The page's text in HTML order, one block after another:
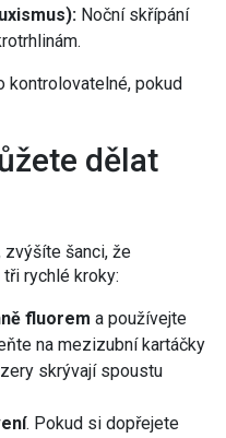
Noční skřípání
kontrolovatelné, pokud
dělat
šanci, že
rychlé kroky:
fluorem a používejte
na mezizubní kartáčky
skrývají spoustu
. Pokud si dopřejete